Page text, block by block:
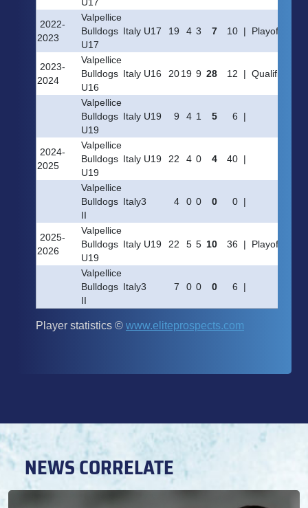
NEWS CORRELATE